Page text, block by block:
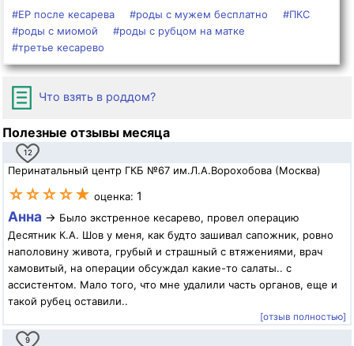
#ЕР после кесарева #роды с мужем бесплатно
#ПКС
#роды с миомой
#роды с рубцом на матке
#третье кесарево
Что взять в роддом?
Полезные отзывы месяца
12
Перинатальный центр ГКБ №67 им.Л.А.Ворохобова (Москва)
☆☆☆☆★ оценка: 1
Анна → Было экстренное кесарево, провел операцию
Десятник К.А. Шов у меня, как будто зашивал сапожник, ровно
наполовину живота, грубый и страшный с втяжениями, врач
хамовитый, на операции обсуждал какие-то салаты.. с
ассистентом. Мало того, что мне удалили часть органов, еще и
такой рубец оставили..
[отзыв полностью]
9